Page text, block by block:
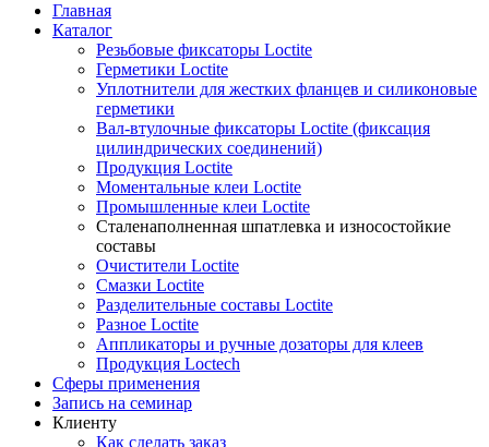
Главная
Каталог
Резьбовые фиксаторы Loctite
Герметики Loctite
Уплотнители для жестких фланцев и силиконовые
герметики
Вал-втулочные фиксаторы Loctite (фиксация
цилиндрических соединений)
Продукция Loctite
Моментальные клеи Loctite
Промышленные клеи Loctite
Сталенаполненная шпатлевка и износостойкие
составы
Очистители Loctite
Смазки Loctite
Разделительные составы Loctite
Разное Loctite
Аппликаторы и ручные дозаторы для клеев
Продукция Loctech
Сферы применения
Запись на семинар
Клиенту
Как сделать заказ